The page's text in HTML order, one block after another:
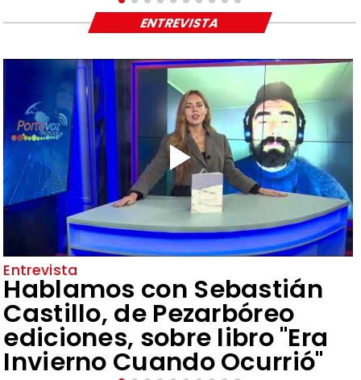
Entrevista
Hablamos con Sebastián
Castillo, de Pezarbóreo
ediciones, sobre libro "Era
Invierno Cuando Ocurrió"
ENTREVISTA